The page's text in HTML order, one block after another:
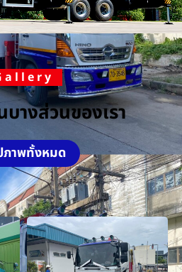
างส่วนของเรา
ภาพทั้งหมด